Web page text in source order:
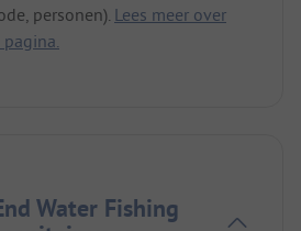
personen). Lees meer over
Water Fishing